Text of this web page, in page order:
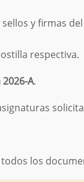
sellos y firmas
respectiva.
A.
los